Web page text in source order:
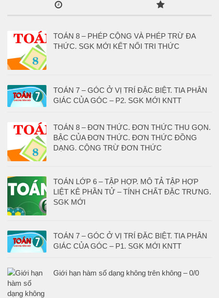
TOÁN 8 – PHÉP CỘNG VÀ PHÉP TRỪ ĐA
THỨC. SGK MỚI KẾT NỐI TRI THỨC
TOÁN 7 – GÓC Ở VỊ TRÍ ĐẶC BIỆT. TIA PHÂN
GIÁC CỦA GÓC – P2. SGK MỚI KNTT
TOÁN 8 – ĐƠN THỨC. ĐƠN THỨC THU GỌN.
BẬC CỦA ĐƠN THỨC. ĐƠN THỨC ĐỒNG
DẠNG. CỘNG TRỪ ĐƠN THỨC
TOÁN LỚP 6 – TẬP HỢP. MÔ TẢ TẬP HỢP
LIỆT KÊ PHẦN TỬ – TÍNH CHẤT ĐẶC TRƯNG.
SGK MỚI
TOÁN 7 – GÓC Ở VỊ TRÍ ĐẶC BIỆT. TIA PHÂN
GIÁC CỦA GÓC – P1. SGK MỚI KNTT
Giới hạn hàm số dạng không trên không – 0/0